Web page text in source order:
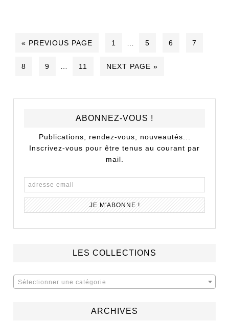
« PREVIOUS PAGE 1 5 6 7
8 9 11 NEXT PAGE »
ABONNEZ-VOUS !
Publications, rendez-vous, nouveautés...
Inscrivez-vous pour être tenus au courant par
mail.
LES COLLECTIONS
Sélectionner une catégorie
ARCHIVES